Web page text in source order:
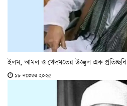
ইলম, আমল ও খেদমতের উজ্জ্বল এক প্রতিচ্ছবি
১৮ নভেম্বর ২০২৫